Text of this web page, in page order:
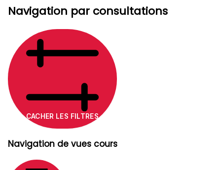
Navigation par consultations
CACHER LES FILTRES
Navigation de vues cours